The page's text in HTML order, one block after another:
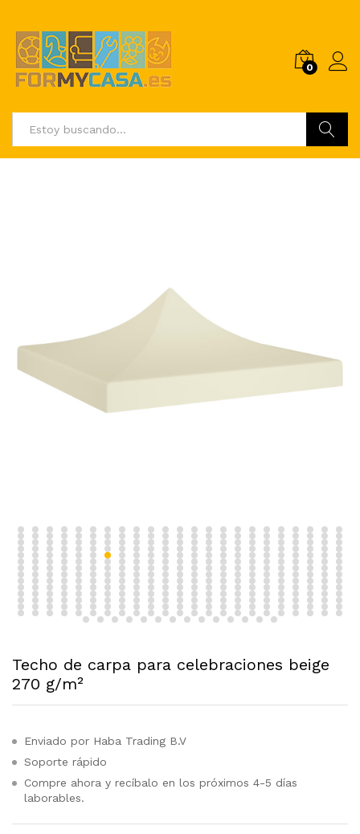
0
Techo de carpa para celebraciones beige
270 g/m²
Enviado por Haba Trading B.V
Soporte rápido
Compre ahora y recíbalo en los próximos 4-5 días
laborables.